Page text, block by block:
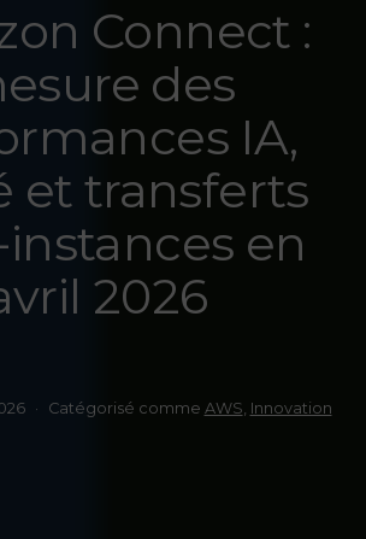
Connect :
des
IA,
et transferts
en
2026
Catégorisé comme AWS, Innovation